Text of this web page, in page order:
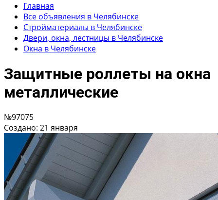
Главная
Все объявления в Челябинске
Стройматериалы в Челябинске
Двери, окна, лестницы в Челябинске
Окна в Челябинске
Защитные роллеты на окна
металлические
№97075
Создано: 21 января